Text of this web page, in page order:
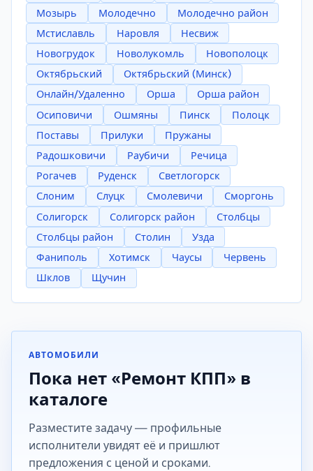
Мозырь
Молодечно
Молодечно район
Мстиславль
Наровля
Несвиж
Новогрудок
Новолукомль
Новополоцк
Октябрьский
Октябрьский (Минск)
Онлайн/Удаленно
Орша
Орша район
Осиповичи
Ошмяны Пинск
Полоцк
Поставы
Прилуки
Пружаны
Радошковичи
Раубичи
Речица
Рогачев
Руденск
Светлогорск
Слоним
Слуцк Смолевичи
Сморгонь
Солигорск
Солигорск район
Столбцы
Столбцы район
Столин
Узда
Фаниполь
Хотимск Чаусы
Червень
Шклов
Щучин
АВТОМОБИЛИ
Пока нет «Ремонт КПП» в
каталоге
Разместите задачу — профильные
исполнители увидят её и пришлют
предложения с ценой и сроками.